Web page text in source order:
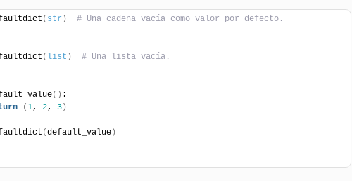
( str )
# Una cadena vacía como valor por defecto.
( list )
# Una lista vacía.
( ) :
(1, 2, 3 )
(default_value )